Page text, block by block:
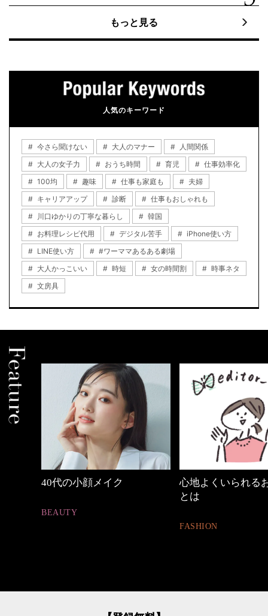
もっと見る
人気のキーワード
今さら聞けない 大人のマナー
人間関係
大人の女子力
おうち時間 育児
仕事効率化
100均
趣味 仕事も家庭も
夫婦
キャリアアップ
診断
仕事もおしゃれも
川口ゆかりの丁寧な暮らし
韓国
お料理レシピ代用
デジタル苦手
iPhone使い方
LINE使い方
#ワーママあるある劇場
大人かっこいい
時短 女の時間割
時事ネタ
文房具
心地よくいられるおしゃれ
【ワーママのきれ
ュアル通勤】
FASHION